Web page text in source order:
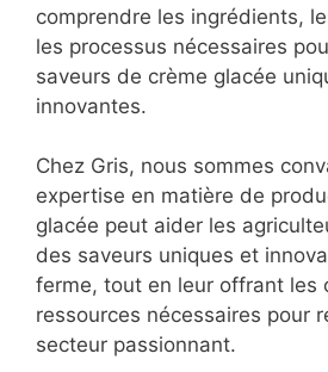
comprendre les ingrédients,
les processus nécessaires
saveurs de crème glacée
innovantes.
Chez Gris, nous sommes
expertise en matière de
glacée peut aider les
des saveurs uniques et
ferme, tout en leur offrant les
ressources nécessaires pour
secteur passionnant.